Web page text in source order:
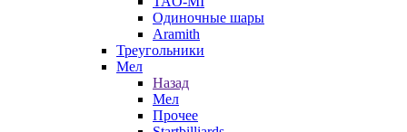
Одиночные шары
Aramith
Треугольники
Мел
Назад
Мел
Прочее